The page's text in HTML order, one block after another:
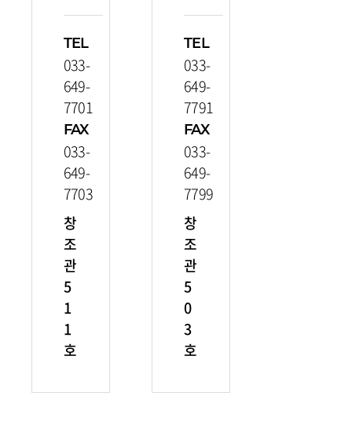
TEL
033-
649-
7701
FAX
033-
649-
7703
창
조
관
5
1
1
호
TEL
033-
649-
7791
FAX
033-
649-
7799
창
조
관
5
0
3
호